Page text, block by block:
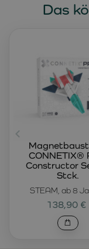
Das
STEAM, ab 8
CONNETIX®
Constructor
Stck.
138,90 €